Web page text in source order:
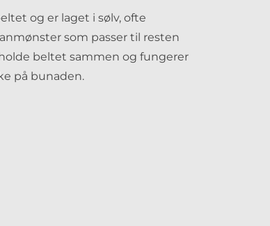
og er laget i sølv, ofte
som passer til resten
beltet sammen og fungerer
på bunaden.